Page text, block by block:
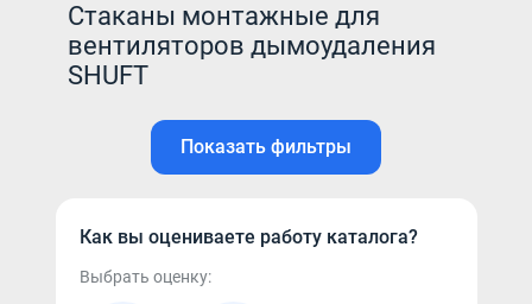
Стаканы монтажные для
вентиляторов дымоудаления
SHUFT
Показать фильтры
Как вы оцениваете работу каталога?
Выбрать оценку: